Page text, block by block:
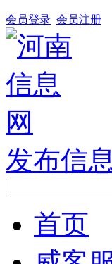
会员登录 会员注册
发布信
首页